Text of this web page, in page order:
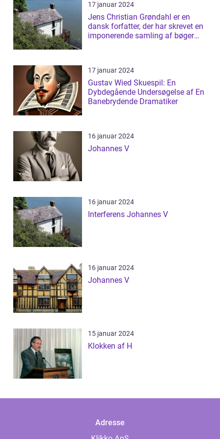
17 januar 2024
Jens Christian Grøndahl er en
dansk forfatter, der har skrevet en
imponerende samling af bøger
17 januar 2024
Gustav Wied Skuespil: En
Dybdegående Undersøgelse af En
Banebrydende Dramatiker
16 januar 2024
Johannes V
16 januar 2024
Interferens Johannes V
16 januar 2024
Johannes V
15 januar 2024
Klokken af H
Adresse